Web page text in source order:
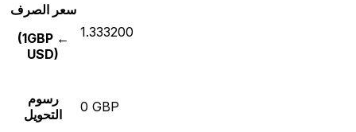
سعر الصرف
(1GBP ←
USD)
1.333200
رسوم
التحويل
0 GBP